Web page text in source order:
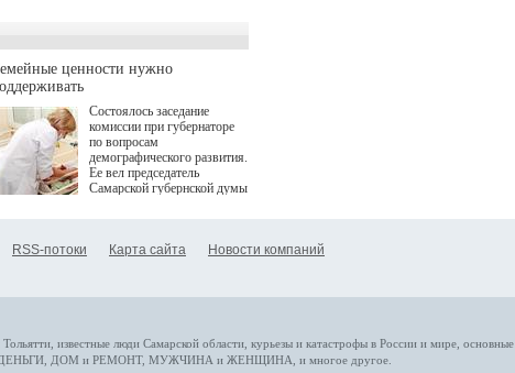
определенными барьерами.
К ним можно отнести
возникающие при работе с
данными пациентов. Для
более динамичного роста
проникновения инноваций в
сегмент необходимо кросс-
отраслевое взаимодействие
рассказала Ольга Сорокина,
ходе сессии "Развитие
качества жизни" в рамках
ПМЭФ 2025. В дискуссии
ценности нужно
Состоялось заседание
комиссии при губернаторе
по вопросам
демографического развития.
Ее вел председатель
Самарской губернской думы
RSS-потоки Карта сайта Новости компаний
известные люди Самарской области, курьезы и катастрофы в России и мире , основные
ДОМ и РЕМОНТ, МУЖЧИНА и ЖЕНЩИНА , и многое другое